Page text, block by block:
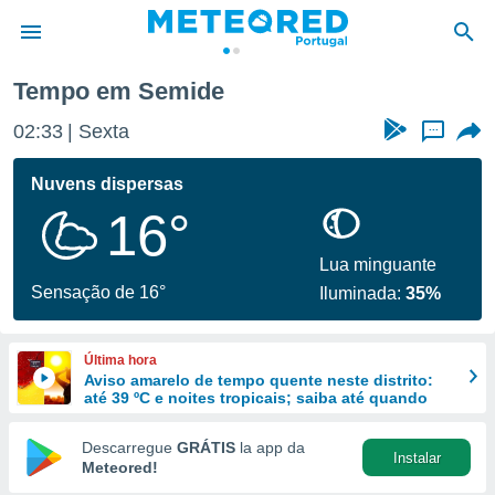
da
foi
fornecidas
a este
das
e
forma
digital
Tempo em Semide
02:33 Sexta ...
Nuvens dispersas
16°
Sensação de 16°
Lua minguante
Iluminada:35%
Última hora
Aviso amarelo de tempo quente neste distrito:
até 39 ºC e noites tropicais; saiba até quando
Descarregue GRÁTIS la app da
Meteored!
Instalar